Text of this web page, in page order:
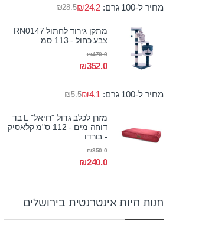
מחיר ל-100 גרם: ₪28.5₪24.2
מתקן גירוד לחתול RN0147
צבע כחול - 113 סמ
₪352.0
₪470.0
מחיר ל-100 גרם: ₪5.5₪4.1
מזרן לכלב גדול "רויאל" L בד
דוחה מים - 112 ס"מ קלאסיק
- בורדו
₪240.0
₪350.0
חנות חיות אינטרנטית בירושלים